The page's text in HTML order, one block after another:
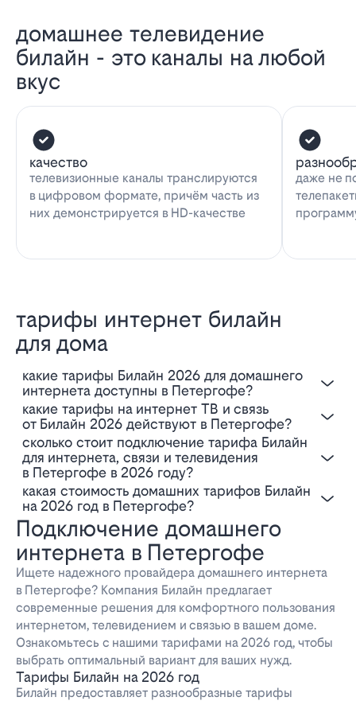
домашнее телевидение
билайн - это каналы на любой
вкус
качество
телевизионные каналы транслируются
в цифровом формате, причём часть из
них демонстрируется в HD-качестве
даже не
тарифы интернет билайн
для дома
Какие тарифы Билайн 2026 для домашнего
интернета доступны в Петергофе?
Какие тарифы на интернет ТВ и связь
от Билайн 2026 действуют в Петергофе?
Сколько стоит подключение тарифа Билайн
для интернета, связи и телевидения
в Петергофе в 2026 году?
Какая стоимость домашних тарифов Билайн
на 2026 год в Петергофе?
Подключение домашнего
интернета в Петергофе
Ищете надежного провайдера домашнего интернета
в Петергофе? Компания Билайн предлагает
современные решения для комфортного пользования
интернетом, телевидением и связью в вашем доме.
Ознакомьтесь с нашими тарифами на 2026 год, чтобы
выбрать оптимальный вариант для ваших нужд.
Тарифы Билайн на 2026 год
Билайн предоставляет разнообразные тарифы